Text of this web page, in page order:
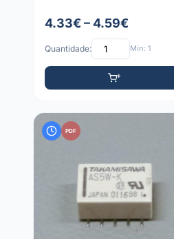
4.33€ – 4.59€
Quantidade: Mín: 1
PDF